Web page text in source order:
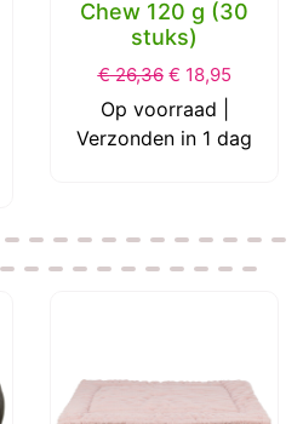
Chew 120 g (30
stuks)
€26,36 € 18,95
Op voorraad |
Verzonden in 1 dag